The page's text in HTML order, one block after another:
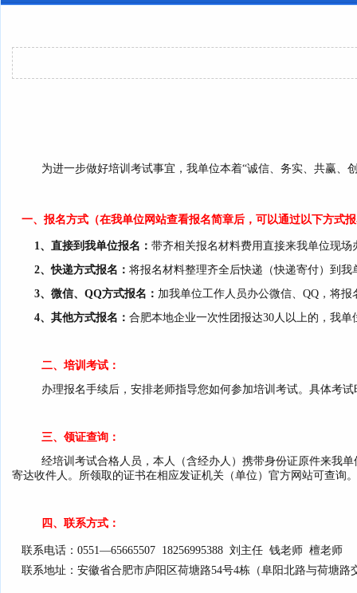
为进一步做好培训考试事宜，我单位本着“诚信、务实、共赢、
一、报名方式（在我单位网站查看报名简章后，可以通过以下方式
1、直接到我单位报名：带齐相关报名材料费用直接来我单位现场
2、快递方式报名：将报名材料整理齐全后快递（快递寄付）到
3、微信、QQ方式报名： 加我单位工作人员办公微信、QQ，将报
4、其他方式报名：合肥本地企业一次性团报达30人以上的，我
二、培训考试：
办理报名手续后，安排老师指导您如何参加培训考试。具体考
三、领证查询：
经培训考试合格人员，本人（含经办人）携带身份证原件来我
寄达收件人。所领取的证书在相应发证机关（单位）官方网站可查询。
四、联系方式：
联系电话：0551—65665507 18256995388 刘主任 钱老师 檀老师
联系地址：安徽省合肥市庐阳区荷塘路54号4栋（阜阳北路与荷塘路